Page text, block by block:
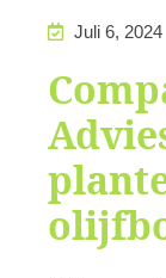
Juli 6, 2024